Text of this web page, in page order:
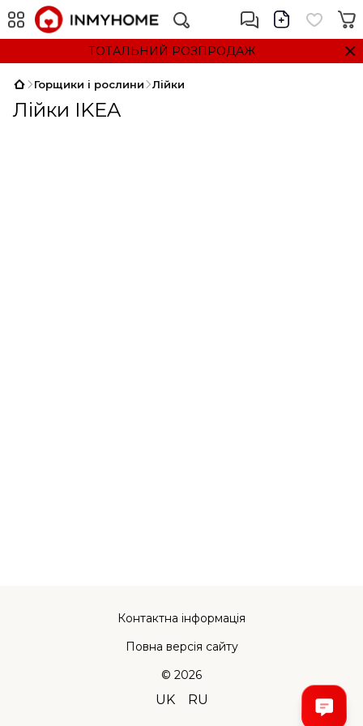
ТОТАЛЬНИЙ РОЗПРОДАЖ
Горщики і рослини Лійки
Лійки IKEA
Контактна інформація
Повна версія сайту
© 2026
UK RU